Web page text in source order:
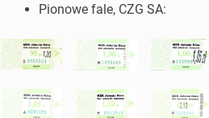
Pionowe fale, CZG SA: